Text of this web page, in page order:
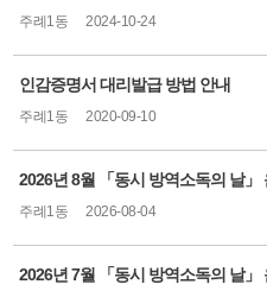
주례1동 2024-10-24
인감증명서 대리발급 방법 안내
주례1동 2020-09-10
2026년 8월 「동시 방역소독의 날」
주례1동 2026-08-04
2026년 7월 「동시 방역소독의 날」